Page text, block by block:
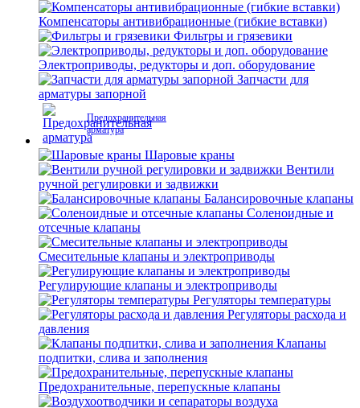
Компенсаторы антивибрационные (гибкие вставки)
Фильтры и грязевики
Электроприводы, редукторы и доп. оборудование
Запчасти для
арматуры запорной
Предохранительная
арматура
Шаровые краны
Вентили
ручной регулировки и задвижки
Балансировочные клапаны
Соленоидные и
отсечные клапаны
Смесительные клапаны и электроприводы
Регулирующие клапаны и электроприводы
Регуляторы температуры
Регуляторы расхода и
давления
Клапаны
подпитки, слива и заполнения
Предохранительные, перепускные клапаны